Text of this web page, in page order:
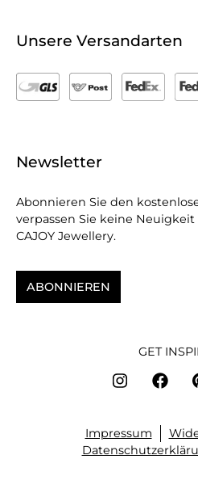
Unsere Versandarten
Newsletter
Abonnieren Sie den
verpassen Sie keine
CAJOY Jewellery.
ABONNIEREN
GET
Impressum